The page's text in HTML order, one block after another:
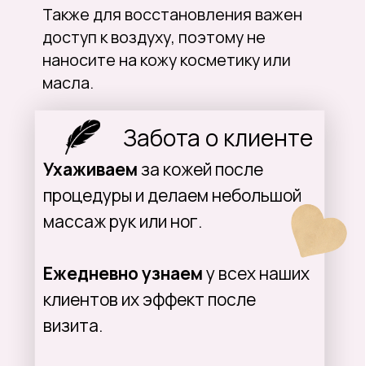
Гибридный лазер DF Laser —
Сочетание комфорта и
безопасности для кожи с
волосяных фолликул. А также —
гибкое применение под разные
фототипы и волосы.